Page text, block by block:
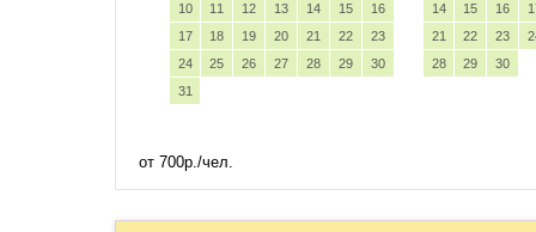
10
11 12 13 14 15
16
17
18 19 20 21 22
23
24
25 26 27 28 29
30
31
14
15 16
21
22 23
28
29 30
от 700р./чел.